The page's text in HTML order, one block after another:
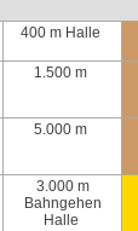
400 m Halle
1.500 m
5.000 m
3.000 m
Bahngehen
Halle